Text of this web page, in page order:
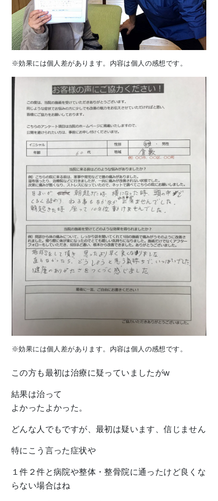
※効果には個人差があります。内容は個人の感想です。
※効果には個人差があります。内容は個人の感想です。
この方も最初は治療に疑っていましたがw
結果は治って
よかったよかった。
どんな人でもですが、最初は疑います、信じません
特にこう言った症状や
１件２件と病院や整体・整骨院に通ったけど良くな
らない場合はね